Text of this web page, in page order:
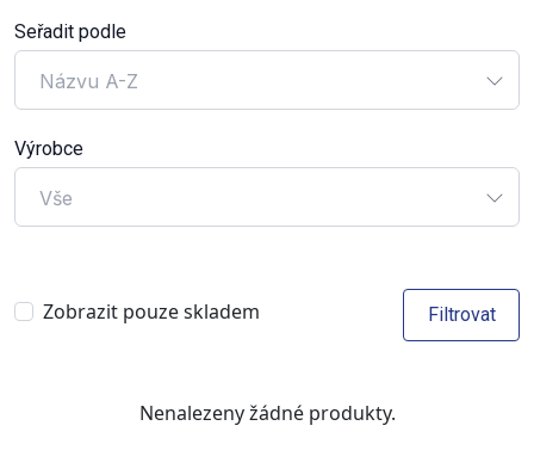
Seřadit podle
Názvu A-Z
Výrobce
Vše
Zobrazit pouze skladem Filtrovat
Nenalezeny žádné produkty.